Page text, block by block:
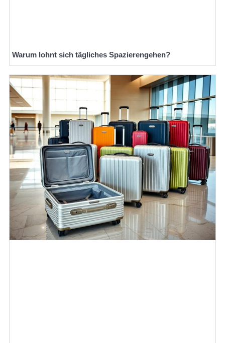
Warum lohnt sich tägliches Spazierengehen?